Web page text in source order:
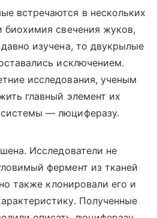
встречаются в нескольких
биохимия свечения жуков,
изучена, то двукрылые
исключением.
исследования, ученым
главный элемент их
— люциферазу.
Исследователи не
фермент из тканей
также клонировали его и
Полученные